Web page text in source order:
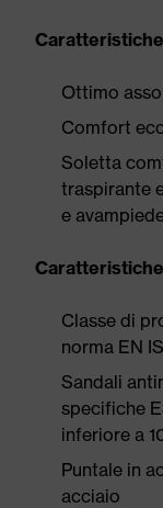
Ottimo
Comfort
Soletta
traspirante
e
Classe di
norma EN
Sandali
specifiche
inferiore a
Puntale in
acciaio